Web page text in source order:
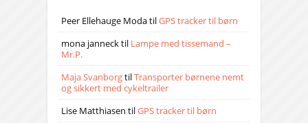
Peer Ellehauge ModatilGPS tracker til børn
mona jannecktil Lampe med tissemand –
Mr.P.
Maja SvanborgtilTransporter børnene nemt
og sikkert med cykeltrailer
Lise Matthiasen tilGPS tracker til børn